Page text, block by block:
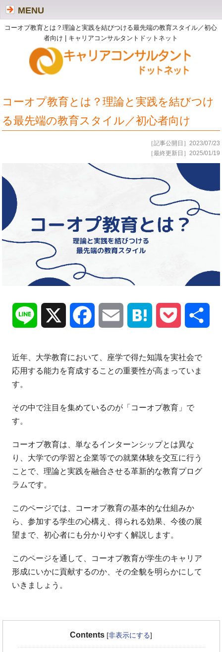
コーオプ教育とは？理論と実践を結びつける最先端の教育スタイル／初心
者向け | キャリアコンサルタントドットネット
MENU
コーオプ教育とは？理論と実践を結びつけ
る最先端の教育スタイル／初心者向け
［記事公開日］2023/07/23
［最終更新日］2025/01/19
Line Facebook Email Hatena Pocket
近年、大学教育において、座学で得た知識を実社会で
応用する能力を育成することの重要性が高まっていま
す。
その中で注目を集めているのが「コーオプ教育」で
す。
コーオプ教育は、単なるインターンシップとは異な
り、大学での学習と企業等での就業体験を交互に行う
ことで、理論と実践を融合させる革新的な教育プログ
ラムです。
このページでは、コーオプ教育の基本的な仕組みか
ら、参加する学生の心構え、得られる効果、今後の展
望まで、初心者にも分かりやすく解説します。
このページを通して、コーオプ教育が学生のキャリア
形成にいかに貢献するのか、その全貌を明らかにして
いきましょう。
Contents [非表示にする]